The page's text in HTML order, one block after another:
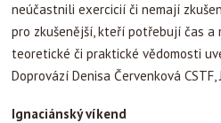
neúčastnili exercicií či nemají
pro zkušenější, kteří potřebují čas a
teoretické či praktické vědomosti
Doprovází Denisa Červenková CSTF,
Ignaciánský víkend